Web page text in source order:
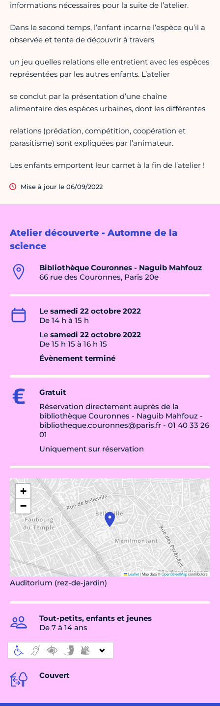
Atelier découverte - Automne de la
science
Bibliothèque Couronnes - Naguib Mahfouz
66 rue des Couronnes, Paris 20e
Le samedi 22 octobre 2022
De 14 h à 15 h
Le samedi 22 octobre 2022
De 15 h 15 à 16 h 15
Évènement terminé
Gratuit
Réservation directement auprès de la
bibliothèque Couronnes - Naguib Mahfouz -
bibliotheque.couronnes@paris.fr - 01 40 33 26
01
Uniquement sur réservation
+
−
Leaflet|Map data ©OpenStreetMapcontributors
Auditorium (rez-de-jardin)
Tout-petits, enfants et jeunes
De 7 à 14 ans
Couvert
informations nécessaires pour la suite de l’atelier.
Dans le second temps, l’enfant incarne l’espèce qu’il a
observée et tente de découvrir à travers
un jeu quelles relations elle entretient avec les espèces
représentées par les autres enfants. L’atelier
se conclut par la présentation d’une chaîne
alimentaire des espèces urbaines, dont les différentes
relations (prédation, compétition, coopération et
parasitisme) sont expliquées par l’animateur.
Les enfants emportent leur carnet à la fin de l’atelier !
Mise à jour le 06/09/2022